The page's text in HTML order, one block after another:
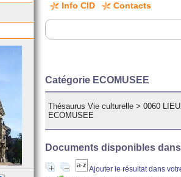
Info CID Contacts
Catégorie ECOMUSEE
Thésaurus Vie culturelle >0060
ECOMUSEE
Documents disponibles
Ajouter le résultat dans